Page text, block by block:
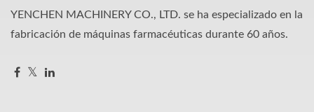
YENCHEN MACHINERY CO., LTD. se ha especializado en la
fabricación de máquinas farmacéuticas durante 60 años.